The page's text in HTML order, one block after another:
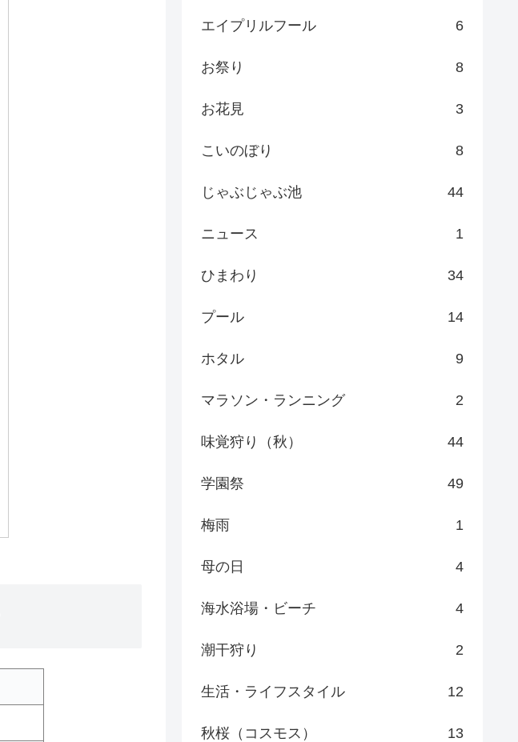
エイプリルフール 6
お祭り 8
お花見 3
こいのぼり 8
じゃぶじゃぶ池 44
ニュース 1
ひまわり 34
プール 14
ホタル 9
マラソン・ランニング 2
味覚狩り（秋） 44
学園祭 49
梅雨 1
母の日 4
海水浴場・ビーチ 4
潮干狩り 2
生活・ライフスタイル 12
秋桜（コスモス） 13